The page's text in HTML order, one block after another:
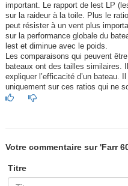
important. Le rapport de lest LP
sur la raideur à la toile. Plus le
peut résister à un vent plus
sur la performance globale du
lest et diminue avec le poids.
Les comparaisons qui peuvent
bateaux ont des tailles similaires.
expliquer l’efficacité d’un bateau.
uniquement sur ces ratios qui ne
Votre commentaire sur 'Farr
Titre